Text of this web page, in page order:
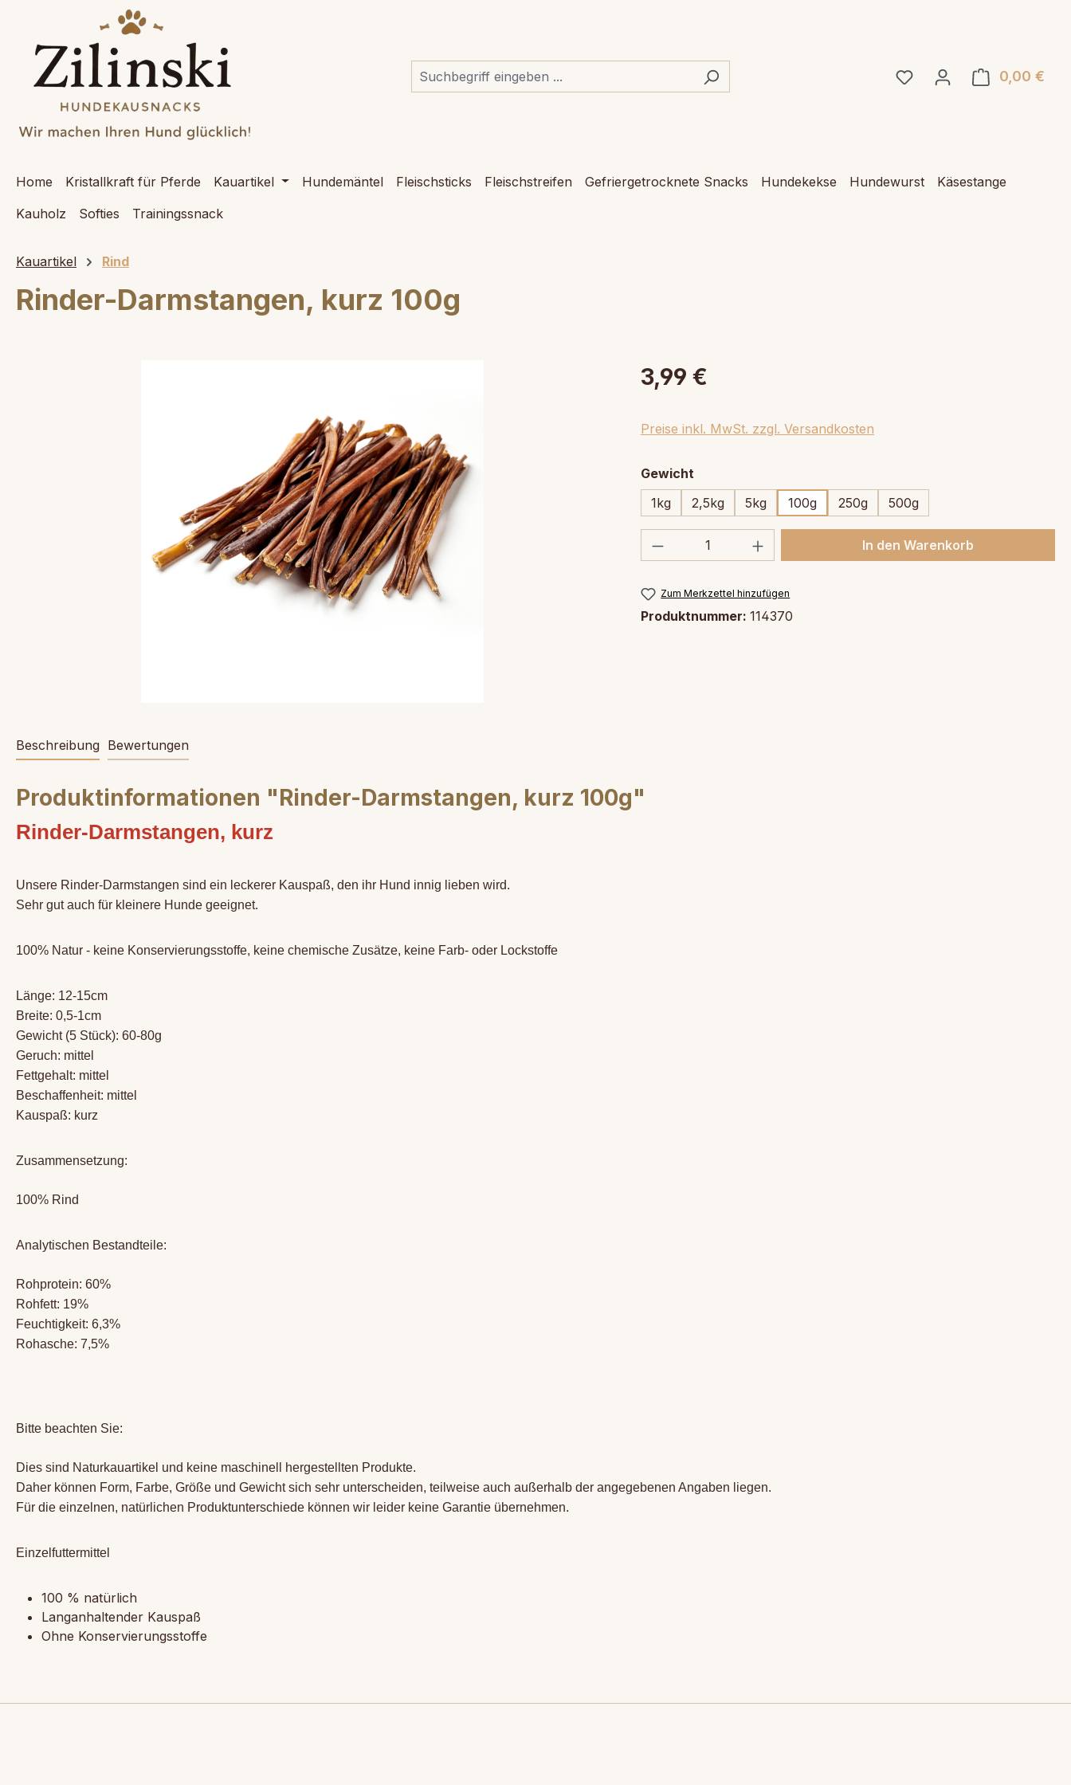
Zur Hauptnavigation springen
0,00 €
Home Kristallkraft für Pferde Kauartikel Hundemäntel Fleischsticks Fleischstreifen Gefriergetrocknete Snacks Hundekekse Hundewurst
Käsestange
Kauholz
Softies Trainingssnack
Kauartikel Rind
Rinder-Darmstangen, kurz 100g
3,99 €
Preise inkl. MwSt. zzgl. Versandkosten
Gewicht
1kg
2,5kg 5kg 100g 250g 500g
Produkt Anzahl: Gib den gewünschten Wert
In den Warenkorb
Zum Merkzettel hinzufügen
Produktnummer: 114370
Beschreibung Bewertungen
Produktinformationen "Rinder-Darmstangen, kurz 100g"
Rinder-Darmstangen, kurz
Unsere Rinder-Darmstangen sind ein leckerer Kauspaß, den ihr Hund innig lieben wird.
Sehr gut auch für kleinere Hunde geeignet.
100% Natur - keine Konservierungsstoffe, keine chemische Zusätze, keine Farb- oder Lockstoffe
Länge: 12-15cm
Breite: 0,5-1cm
Gewicht (5 Stück): 60-80g
Geruch: mittel
Fettgehalt: mittel
Beschaffenheit: mittel
Kauspaß: kurz
Zusammensetzung:
100% Rind
Analytischen Bestandteile:
Rohprotein: 60%
Rohfett: 19%
Feuchtigkeit: 6,3%
Rohasche: 7,5%
Bitte beachten Sie:
Dies sind Naturkauartikel und keine maschinell hergestellten Produkte.
Daher können Form, Farbe, Größe und Gewicht sich sehr unterscheiden, teilweise auch außerhalb der angegebenen Angaben liegen.
Für die einzelnen, natürlichen Produktunterschiede können wir leider keine Garantie übernehmen.
Einzelfuttermittel
100 % natürlich
Langanhaltender Kauspaß
Ohne Konservierungsstoffe